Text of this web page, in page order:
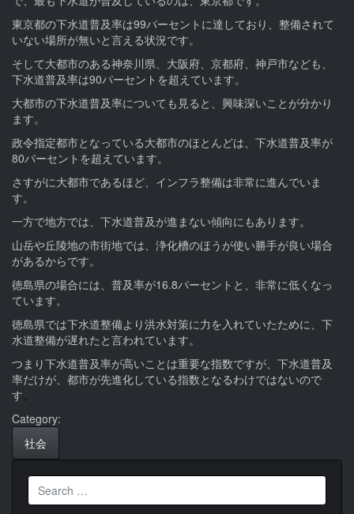
東京都の下水道普及率は99パーセントに達しており、整備されて
いない場所が無いと言える状況です。
そして大都市のある神奈川県、大阪府、京都府、神戸市なども、
下水道普及率は90パーセントを超えています。
大都市の下水道普及率についても見ると、興味深いことが分かり
ます。
政令指定都市となっている大都市のほとんどは、下水道普及率が
80パーセントを超えています。
さすがに大都市であるほど、インフラ整備は非常に進んでいま
す。
一方で地方では、下水道普及が進まない傾向にもあります。
山岳や丘陵地の市街地では、浄化槽のほうが使い勝手が良い場合
があるからです。
徳島県の場合には、普及率が16.8パーセントと、非常に低くなっ
ています。
徳島県では下水道整備より洪水対策に力を入れていたために、下
水道整備が遅れたと言われています。
つまり下水道普及率が高いことは重要な指数ですが、下水道普及
率だけが、都市が先進化している指数となるわけではないので
す。
Category:
社会
Search
for: